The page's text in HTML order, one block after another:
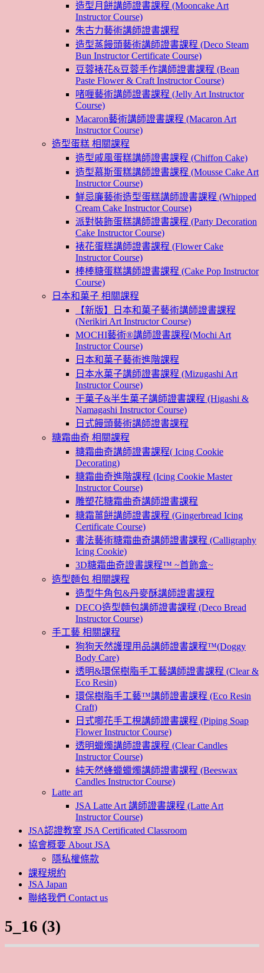
造型月餅講師證書課程 (Mooncake Art
Instructor Course)
朱古力藝術講師證書課程
造型蒸饅頭藝術講師證書課程 (Deco Steam
Bun Instructor Certificate Course)
豆蓉裱花&豆蓉手作講師證書課程 (Bean
Paste Flower & Craft Instructor Course)
啫喱藝術講師證書課程 (Jelly Art Instructor
Course)
Macaron藝術講師證書課程 (Macaron Art
Instructor Course)
造型蛋糕 相關課程
造型戚風蛋糕講師證書課程 (Chiffon Cake)
造型慕斯蛋糕講師證書課程 (Mousse Cake Art
Instructor Course)
鮮忌廉藝術造型蛋糕講師證書課程 (Whipped
Cream Cake Instructor Course)
派對裝飾蛋糕講師證書課程 (Party Decoration
Cake Instructor Course)
裱花蛋糕講師證書課程 (Flower Cake
Instructor Course)
棒棒糖蛋糕講師證書課程 (Cake Pop Instructor
Course)
日本和菓子 相關課程
【新版】日本和菓子藝術講師證書課程
(Nerikiri Art Instructor Course)
MOCHI藝術®講師證書課程(Mochi Art
Instructor Course)
日本和菓子藝術進階課程
日本水菓子講師證書課程 (Mizugashi Art
Instructor Course)
干菓子&半生菓子講師證書課程 (Higashi &
Namagashi Instructor Course)
日式饅頭藝術講師證書課程
糖霜曲奇 相關課程
糖霜曲奇講師證書課程( Icing Cookie
Decorating)
糖霜曲奇進階課程 (Icing Cookie Master
Instructor Course)
雕塑花糖霜曲奇講師證書課程
糖霜薑餅講師證書課程 (Gingerbread Icing
Certificate Course)
書法藝術糖霜曲奇講師證書課程 (Calligraphy
Icing Cookie)
3D糖霜曲奇證書課程™ ~首飾盒~
造型麵包 相關課程
造型牛角包&丹麥酥講師證書課程
DECO造型麵包講師證書課程 (Deco Bread
Instructor Course)
手工藝 相關課程
狗狗天然護理用品講師證書課程™(Doggy
Body Care)
透明&環保樹脂手工藝講師證書課程 (Clear &
Eco Resin)
環保樹脂手工藝™講師證書課程 (Eco Resin
Craft)
日式唧花手工梘講師證書課程 (Piping Soap
Flower Instructor Course)
透明蠟燭講師證書課程 (Clear Candles
Instructor Course)
純天然蜂蠟蠟燭講師證書課程 (Beeswax
Candles Instructor Course)
Latte art
JSA Latte Art 講師證書課程 (Latte Art
Instructor Course)
JSA認證教室 JSA Certificated Classroom
協會概要 About JSA
隱私權條款
課程規約
JSA Japan
聯絡我們 Contact us
5_16 (3)